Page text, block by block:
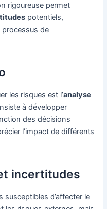
rigoureuse permet
potentiels,
de
les risques est l’analyse
à développer
des décisions
l’impact de différents
incertitudes
susceptibles d’affecter le